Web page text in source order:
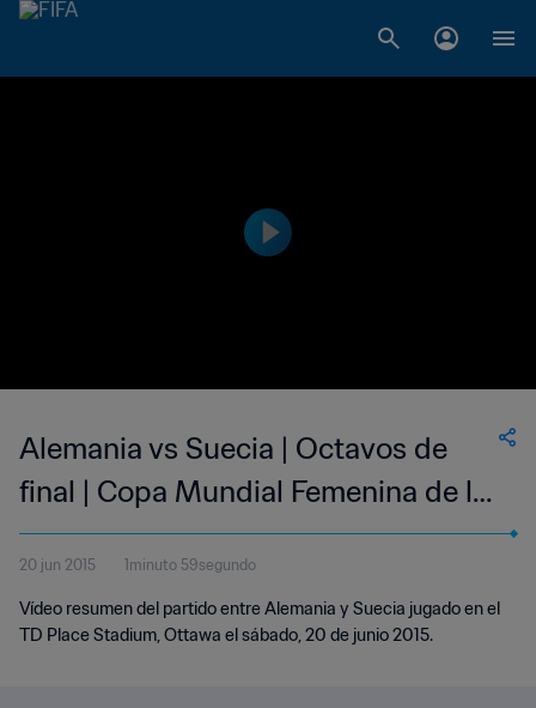
Alemania vs Suecia | Octavos de
final | Copa Mundial Femenina de la
FIFA Canadá 2015 | Highlights
20 jun 2015 1minuto 59segundo
Vídeo resumen del partido entre Alemania y Suecia jugado en el
TD Place Stadium, Ottawa el sábado, 20 de junio 2015.